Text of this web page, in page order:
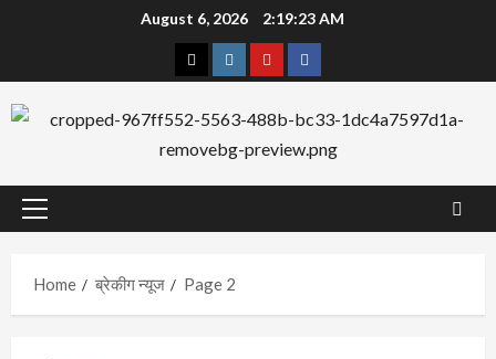
August 6, 2026 2:19:24 AM
TwitterInstagram
YouTubeFacebook
Primary
Home
ब्रेकीग न्यूज Page 2